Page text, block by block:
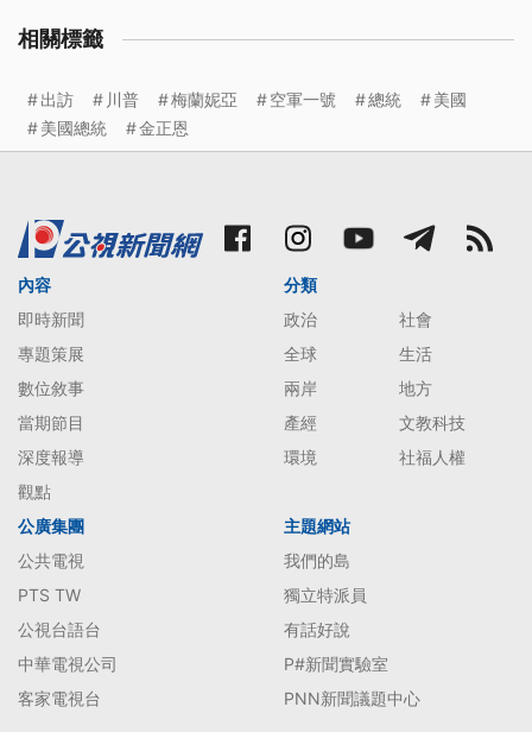
相關標籤
出訪 川普 梅蘭妮亞 空軍一號 總統
美國
美國總統
金正恩
內容
即時新聞
專題策展
數位敘事
當期節目
深度報導
觀點
分類
政治
社會
全球
生活
兩岸
地方
產經
文教科技
環境
社福人權
公廣集團
公共電視
PTS TW
公視台語台
中華電視公司
客家電視台
主題網站
我們的島
獨立特派員
有話好說
P#新聞實驗室
PNN新聞議題中心